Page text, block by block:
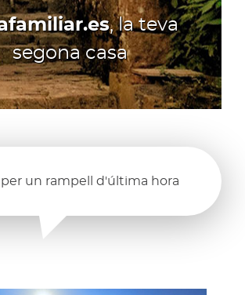
, la teva
segona casa
per un rampell d'última hora